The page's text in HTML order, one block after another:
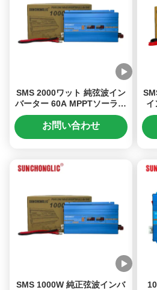
SMS 2000ワット 純弦波イン
バーター 60A MPPTソーラー
チャージャーおよび220V AC
出力 高出力アプリケーション
お問い合わせ
イ
陽
SMS 1000W 純正弦波インバ